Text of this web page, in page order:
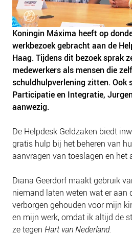
Koningin Máxima heeft op
werkbezoek gebracht aan de
Haag. Tijdens dit bezoek sprak
medewerkers als mensen die
schuldhulpverlening zitten. Ook
Participatie en Integratie,
aanwezig.
De Helpdesk Geldzaken biedt
gratis hulp bij het beheren van
aanvragen van toeslagen en het
Diana Geerdorf maakt gebruik
niemand laten weten wat er aan
verborgen gehouden voor mijn
en mijn werk, omdat ik altijd de
ze tegen Hart van Nederland.